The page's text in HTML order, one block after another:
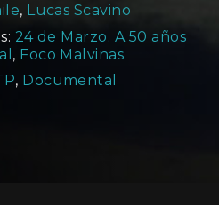
, Lucas Scavino
24 de Marzo. A 50 años
, Foco Malvinas
, Documental